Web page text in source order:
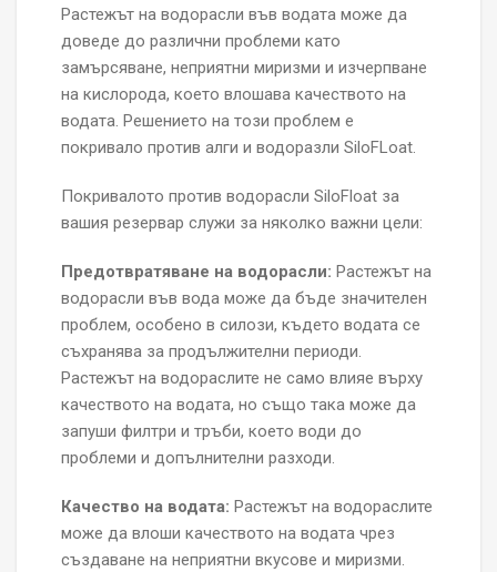
Растежът на водорасли във водата може да
доведе до различни проблеми като
замърсяване, неприятни миризми и изчерпване
на кислородa, което влошава качеството на
водата. Решението на този проблем е
покривало против алги и водоразли SiloFLoat.
Покривалото против водорасли SiloFloat за
вашия резервар служи за няколко важни цели:
Предотвратяване на водорасли: Растежът на
водорасли във вода може да бъде значителен
проблем, особено в силози, където водата се
съхранява за продължителни периоди.
Растежът на водораслите не само влияе върху
качеството на водата, но също така може да
запуши филтри и тръби, което води до
проблеми и допълнителни разходи.
Качество на водата: Растежът на водораслите
може да влоши качеството на водата чрез
създаване на неприятни вкусове и миризми.